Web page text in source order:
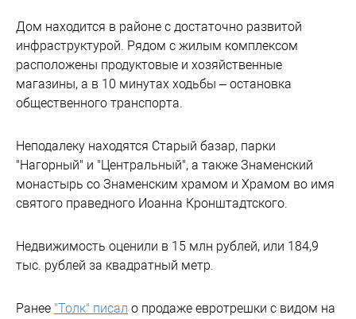
Дом находится в районе с достаточно развитой
инфраструктурой. Рядом с жилым комплексом
расположены продуктовые и хозяйственные
магазины, а в 10 минутах ходьбы – остановка
общественного транспорта.
Неподалеку находятся Старый базар, парки
"Нагорный" и "Центральный", а также Знаменский
монастырь со Знаменским храмом и Храмом во имя
святого праведного Иоанна Кронштадтского.
Недвижимость оценили в 15 млн рублей, или 184,9
тыс. рублей за квадратный метр.
Ранее "Толк" писал о продаже евротрешки с видом на